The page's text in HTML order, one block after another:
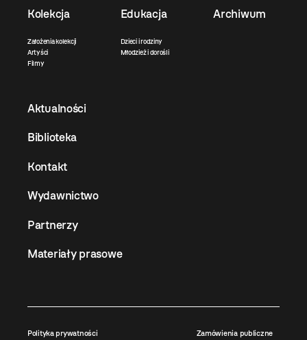
Kolekcja
Założenia kolekcji
Artyści
Filmy
Edukacja
Dzieci i rodziny
Młodzież i dorośli
Archiwum
Aktualności
Biblioteka
Kontakt
Wydawnictwo
Partnerzy
Materiały prasowe
Polityka prywatności Zamówienia publiczne